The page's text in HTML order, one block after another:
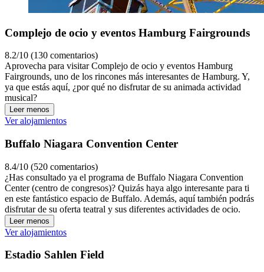
Complejo de ocio y eventos Hamburg Fairgrounds
8.2/10 (130 comentarios)
Aprovecha para visitar Complejo de ocio y eventos Hamburg
Fairgrounds, uno de los rincones más interesantes de Hamburg. Y,
ya que estás aquí, ¿por qué no disfrutar de su animada actividad
musical?
Leer menos
Ver alojamientos
Buffalo Niagara Convention Center
8.4/10 (520 comentarios)
¿Has consultado ya el programa de Buffalo Niagara Convention
Center (centro de congresos)? Quizás haya algo interesante para ti
en este fantástico espacio de Buffalo. Además, aquí también podrás
disfrutar de su oferta teatral y sus diferentes actividades de ocio.
Leer menos
Ver alojamientos
Estadio Sahlen Field